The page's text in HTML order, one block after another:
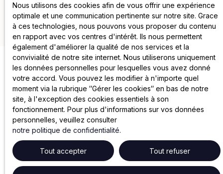
2025 par Groupe Joya
Nous utilisons des cookies afin de vous offrir une expérience
optimale et une communication pertinente sur notre site. Grace
à ces technologies, nous pouvons vous proposer du contenu
en rapport avec vos centres d'intérêt. Ils nous permettent
également d'améliorer la qualité de nos services et la
convivialité de notre site internet. Nous utiliserons uniquement
les données personnelles pour lesquelles vous avez donné
votre accord. Vous pouvez les modifier à n'importe quel
moment via la rubrique ″Gérer les cookies″ en bas de notre
site, à l'exception des cookies essentiels à son
fonctionnement. Pour plus d'informations sur vos données
personnelles, veuillez consulter
notre politique de confidentialité.
Tout accepter Tout refuser